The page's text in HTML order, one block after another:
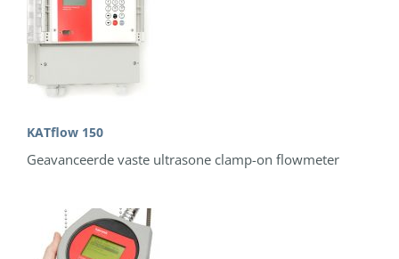
KATflow 150
Geavanceerde vaste ultrasone clamp-on flowmeter